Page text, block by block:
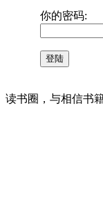
你的密码:
读书圈，与相信书